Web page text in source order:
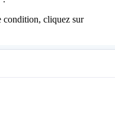
condition, cliquez sur